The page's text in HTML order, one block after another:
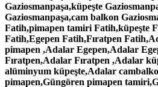
Gaziosmanpaşa,küpeşte
Gaziosmanpaşa,cam balkon
Fatih,pimapen tamiri Fatih,küpeşte
Fatih,Egepen Fatih,Fıratpen
pimapen ,Adalar Egepen,Adalar
Fıratpen,Adalar Fıratpen ,Adalar
alüminyum küpeşte,Adalar
pimapen,Güngören pimapen